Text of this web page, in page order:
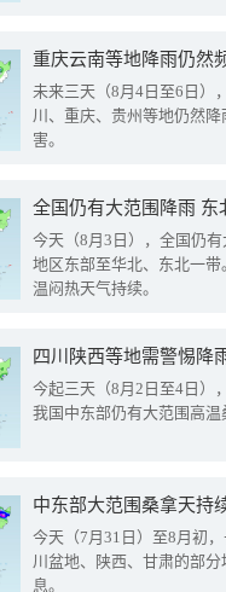
重庆云南等地降雨仍然
未来三天（8月4日至6日）
川、重庆、贵州等地仍然
害。
全国仍有大范围降雨 东
今天（8月3日），全国仍
地区东部至华北、东北一
温闷热天气持续。
今起三天（8月2日至4日）
我国中东部仍有大范围高温
中东部大范围桑拿天持
今天（7月31日）至8月初
川盆地、陕西、甘肃的部
息。